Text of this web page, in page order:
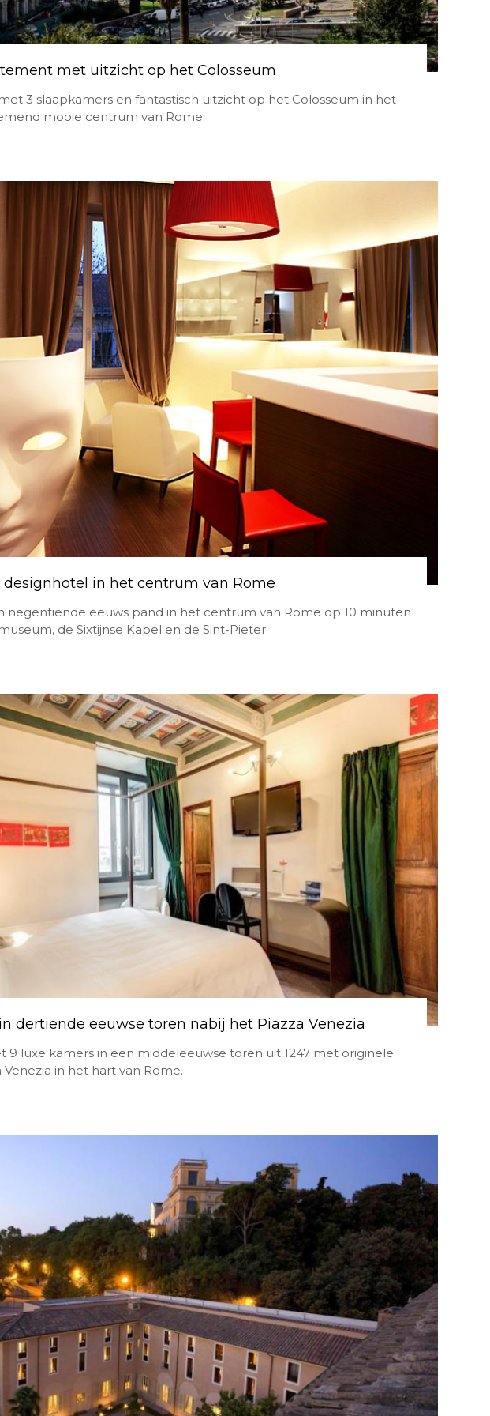
met uitzicht op het Colosseum
3 slaapkamers en fantastisch uitzicht op het Colosseum in het
mooie centrum van Rome.
designhotel in het centrum van Rome
negentiende eeuws pand in het centrum van Rome op 10 minuten
de Sixtijnse Kapel en de Sint-Pieter.
dertiende eeuwse toren nabij het Piazza Venezia
9 luxe kamers in een middeleeuwse toren uit 1247 met originele
Venezia in het hart van Rome.